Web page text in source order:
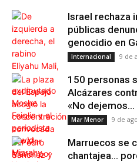
Israel rechaza
públicas
genocidio en
Internacional 9 de
150 personas
Alcázares
«No dejemos...
Mar Menor 9 de
Marruecos se
chantajea…